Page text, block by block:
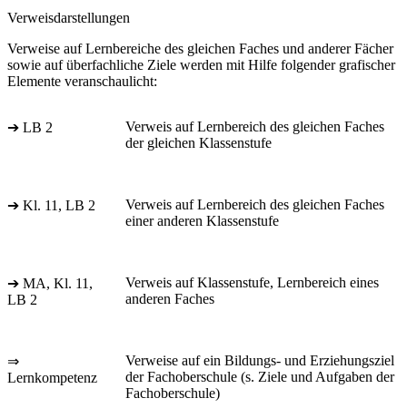
Verweisdarstellungen
Verweise auf Lernbereiche des gleichen Faches und anderer Fächer
sowie auf überfachliche Ziele werden mit Hilfe folgender grafischer
Elemente veranschaulicht:
➔ LB 2
Verweis auf Lernbereich des gleichen Faches
der gleichen Klassenstufe
➔ Kl. 11, LB 2
Verweis auf Lernbereich des gleichen Faches
einer anderen Klassenstufe
➔ MA, Kl. 11,
LB 2
Verweis auf Klassenstufe, Lernbereich eines
anderen Faches
⇒
Lernkompetenz
Verweise auf ein Bildungs- und Erziehungsziel
der Fachoberschule (s. Ziele und Aufgaben der
Fachoberschule)